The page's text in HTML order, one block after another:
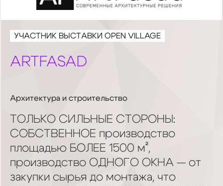
УЧАСТНИК ВЫСТАВКИ OPEN VILLAGE
ARTFASAD
Архитектура и строительство
ТОЛЬКО СИЛЬНЫЕ СТОРОНЫ:
СОБСТВЕННОЕ производство
площадью БОЛЕЕ 1500 м²,
производство ОДНОГО ОКНА — от
закупки сырья до монтажа, что